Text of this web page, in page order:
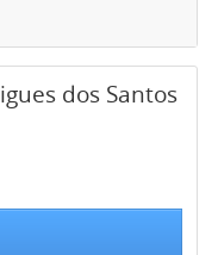
dos Santos